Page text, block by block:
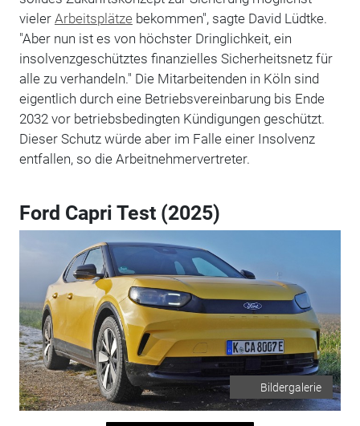
vieler Arbeitsplätze bekommen", sagte David Lüdtke.
"Aber nun ist es von höchster Dringlichkeit, ein
insolvenzgeschütztes finanzielles Sicherheitsnetz für
alle zu verhandeln." Die Mitarbeitenden in Köln sind
eigentlich durch eine Betriebsvereinbarung bis Ende
2032 vor betriebsbedingten Kündigungen geschützt.
Dieser Schutz würde aber im Falle einer Insolvenz
entfallen, so die Arbeitnehmervertreter.
Ford Capri Test (2025)
Bildergalerie